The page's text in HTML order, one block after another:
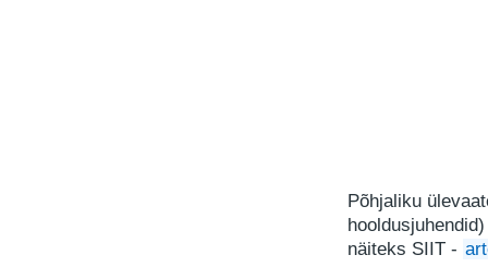
Põhjaliku
näiteks SIIT -